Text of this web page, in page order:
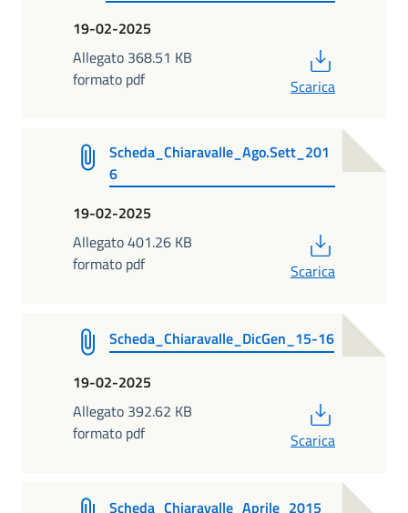
19-02-2025
Allegato 368.51 KB
formato pdf
Scarica
Scheda_Chiaravalle_Ago.Sett_201
6
19-02-2025
Allegato 401.26 KB
formato pdf
Scarica
Scheda_Chiaravalle_DicGen_15-16
19-02-2025
Allegato 392.62 KB
formato pdf
Scarica
Scheda_Chiaravalle_Aprile_2015